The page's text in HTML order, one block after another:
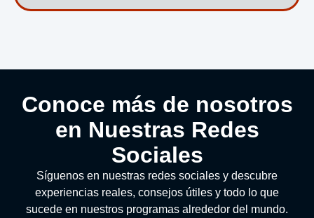
Conoce más de nosotros
en Nuestras Redes
Sociales
Síguenos en nuestras redes sociales y descubre
experiencias reales, consejos útiles y todo lo que
sucede en nuestros programas alrededor del mundo.